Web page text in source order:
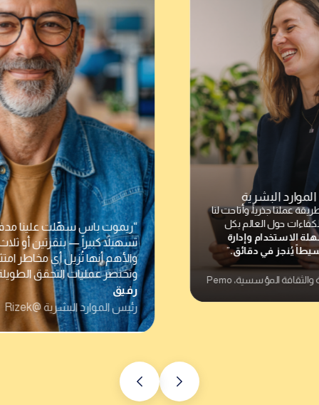
“ريموت باس سهّلت علينا مدفوعات المتعاقدين
تسهيلاً كبيراً — بنقرتين أو ثلاث وتُنجز المهمة.
والأهم أنها تُزيل أي مخاطر امتثال قد نواجهها
وتختصر عمليات التحقق الطويلة.”